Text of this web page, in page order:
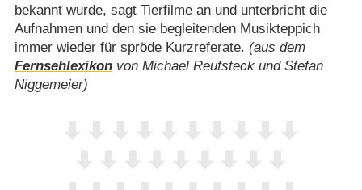
bekannt wurde, sagt Tierfilme an und unterbricht die
Aufnahmen und den sie begleitenden Musikteppich
immer wieder für spröde Kurzreferate. (aus dem
Fernsehlexikonvon Michael Reufsteck und Stefan
Niggemeier)